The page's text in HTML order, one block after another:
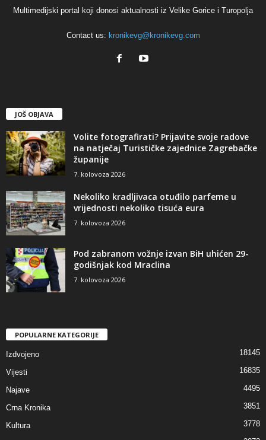
Multimedijski portal koji donosi aktualnosti iz Velike Gorice i Turopolja
Contact us: kronikevg@kronikevg.com
JOŠ OBJAVA
Volite fotografirati? Prijavite svoje radove
na natječaj Turističke zajednice Zagrebačke
županije
7. kolovoza 2026
Nekoliko kradljivaca otuđilo parfeme u
vrijednosti nekoliko tisuća eura
7. kolovoza 2026
Pod zabranom vožnje izvan BiH uhićen 29-
godišnjak kod Mraclina
7. kolovoza 2026
POPULARNE KATEGORIJE
Izdvojeno 18145
Vijesti 16835
Najave 4495
Crna Kronika 3851
Kultura 3778